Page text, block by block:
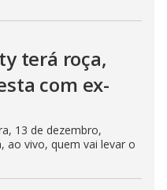
terá roça,
com ex-
13 de dezembro,
ao vivo, quem vai levar o